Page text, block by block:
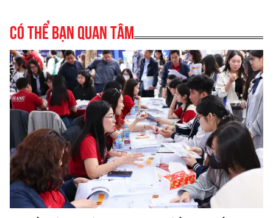
Có thể bạn quan tâm